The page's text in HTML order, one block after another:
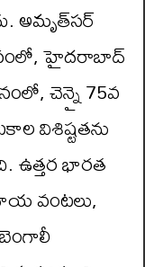
అమృత్‌సర్
హైదరాబాద్
చెన్నై 75వ
విశిష్టతను
ఉత్తర భారత
వంటలు,